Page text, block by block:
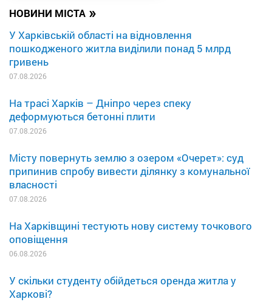
НОВИНИ МІСТА »
У Харківській області на відновлення
пошкодженого житла виділили понад 5 млрд
гривень
07.08.2026
На трасі Харків – Дніпро через спеку
деформуються бетонні плити
07.08.2026
Місту повернуть землю з озером «Очерет»: суд
припинив спробу вивести ділянку з комунальної
власності
07.08.2026
На Харківщині тестують нову систему точкового
оповіщення
06.08.2026
У скільки студенту обійдеться оренда житла у
Харкові?